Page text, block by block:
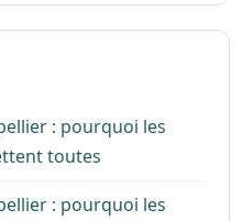
: pourquoi les
toutes
: pourquoi les